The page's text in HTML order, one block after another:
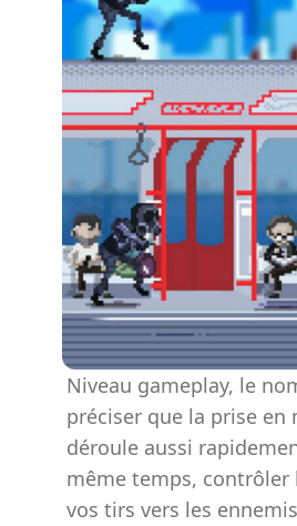
Niveau gameplay, le
préciser que la prise
déroule aussi
même temps, contrôler
vos tirs vers les